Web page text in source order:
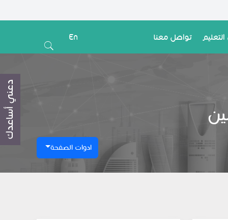
تواصل معنا En
ادوات الصفحة
دعني أساعدك